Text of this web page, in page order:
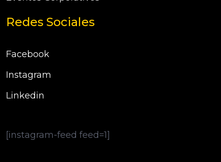
Redes Sociales
Facebook
Instagram
Linkedin
[instagram-feed feed=1]